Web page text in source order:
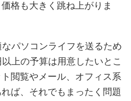
格も大きく跳ね上がりま
パソコンライフを送るため
上の予算は用意したいとこ
閲覧やメール、オフィス系
ば、それでもまったく問題